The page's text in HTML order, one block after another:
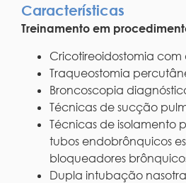
Características
Treinamento em
Cricotireoidostomia
Traqueostomia
Broncoscopia
Técnicas de sucção
Técnicas de isolamento
tubos endobrônquicos
bloqueadores
Dupla intubação